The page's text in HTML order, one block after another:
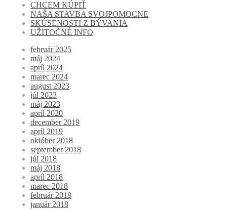
CHCEM KÚPIŤ
NAŠA STAVBA SVOJPOMOCNE
SKÚSENOSTI Z BÝVANIA
UŽITOČNÉ INFO
február 2025
máj 2024
apríl 2024
marec 2024
august 2023
júl 2023
máj 2023
apríl 2020
december 2019
apríl 2019
október 2018
september 2018
júl 2018
máj 2018
apríl 2018
marec 2018
február 2018
január 2018